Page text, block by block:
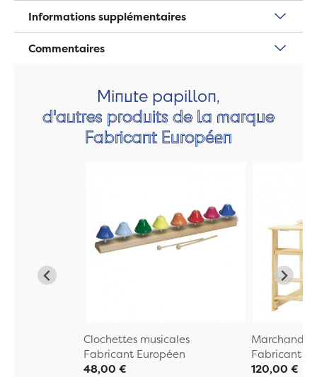
Informations supplémentaires
Commentaires
Minute papillon,
d'autres produits de la marque
Fabricant Européen
Clochettes musicales
Fabricant Européen
48,00 €
Marchande
Fabricant
120,00 €